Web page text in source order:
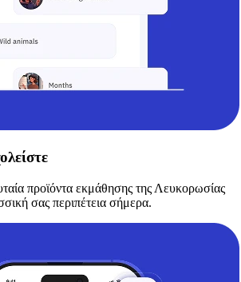
προϊόντα εκμάθησης της Λευκορωσίας
σας περιπέτεια σήμερα.